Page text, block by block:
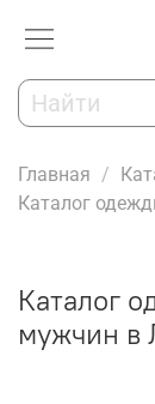
Главная
Каталог
Каталог
мужчин в